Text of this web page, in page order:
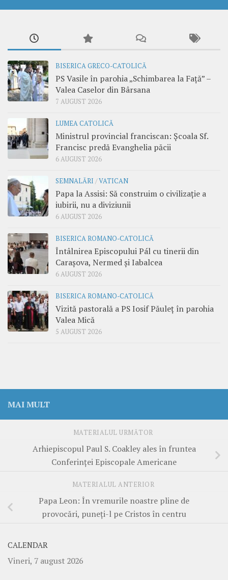
BISERICA GRECO-CATOLICĂ
PS Vasile în parohia „Schimbarea la Față” –
Valea Caselor din Bârsana
7 AUGUST 2026
LUMEA CATOLICĂ
Ministrul provincial franciscan: Școala Sf.
Francisc predă Evanghelia păcii
6 AUGUST 2026
SEMNALĂRI /VATICAN
Papa la Assisi: Să construim o civilizație a
iubirii, nu a diviziunii
6 AUGUST 2026
BISERICA ROMANO-CATOLICĂ
Întâlnirea Episcopului Pál cu tinerii din
Carașova, Nermed și Iabalcea
6 AUGUST 2026
BISERICA ROMANO-CATOLICĂ
Vizită pastorală a PS Iosif Păuleț în parohia
Valea Mică
5 AUGUST 2026
MAI MULT
MATERIALUL URMĂTOR
Arhiepiscopul Paul S. Coakley ales în fruntea
Conferinței Episcopale Americane
MATERIALUL ANTERIOR
Papa Leon: În vremurile noastre pline de
provocări, puneți-l pe Cristos în centru
CALENDAR
Vineri, 7 august 2026